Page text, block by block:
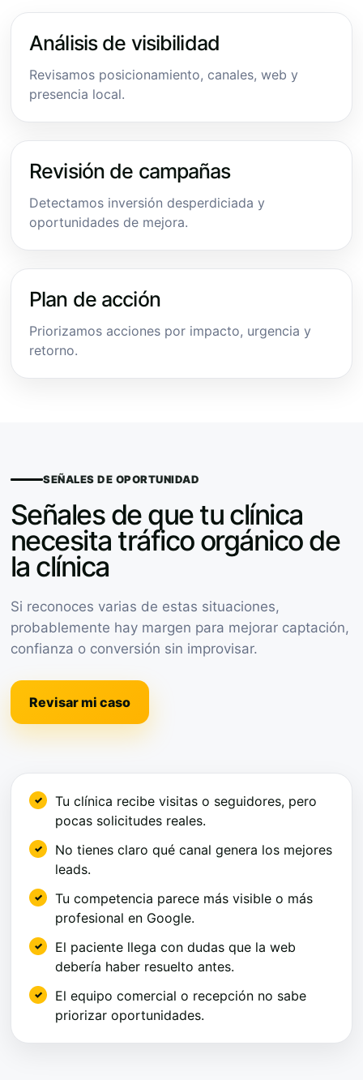
Análisis de visibilidad
Revisamos posicionamiento, canales, web y
presencia local.
Revisión de campañas
Detectamos inversión desperdiciada y
oportunidades de mejora.
Plan de acción
Priorizamos acciones por impacto, urgencia y
retorno.
SEÑALES DE OPORTUNIDAD
Señales de que tu clínica
necesita tráfico orgánico de
la clínica
Si reconoces varias de estas situaciones,
probablemente hay margen para mejorar captación,
confianza o conversión sin improvisar.
Revisar mi caso
Tu clínica recibe visitas o seguidores, pero
pocas solicitudes reales.
No tienes claro qué canal genera los mejores
leads.
Tu competencia parece más visible o más
profesional en Google.
El paciente llega con dudas que la web
debería haber resuelto antes.
El equipo comercial o recepción no sabe
priorizar oportunidades.